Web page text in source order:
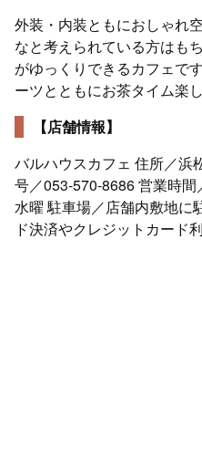
外装・内装ともにおしゃれ
なと考えられている方はも
がゆっくりできるカフェ
ーツとともにお茶タイム楽
【店舗情報】
バルハウスカフェ 住所／浜
号／053-570-8686 営業時間
水曜 駐車場／店舗内敷地に
ド決済やクレジットカード